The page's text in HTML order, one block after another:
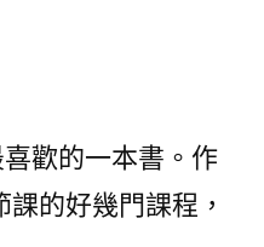
歡的一本書。作
的好幾門課程，